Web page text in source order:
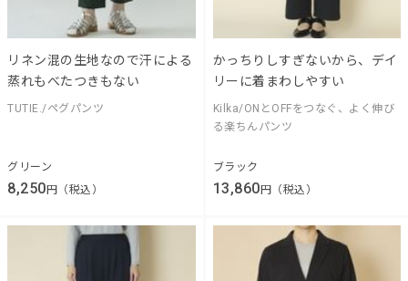
リネン混の生地なので汗による
蒸れもべたつきもない
TUTIE./ペグパンツ
グリーン
8,250円（税込）
かっちりしすぎないから、デイ
リーに着まわしやすい
Kilka/ONとOFFをつなぐ、よく伸び
る楽ちんパンツ
ブラック
13,860円（税込）